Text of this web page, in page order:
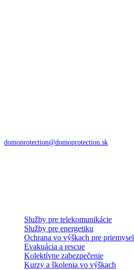
domoprotection@domoprotection.sk
Služby pre telekomunikácie
Služby pre energetiku
Ochrana vo výškach pre priemysel
Evakuácia a rescue
Kolektívne zabezpečenie
Kurzy a školenia vo výškach